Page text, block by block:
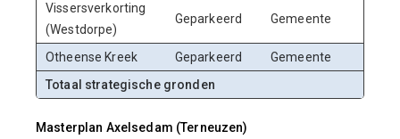
Vissersverkorting
(Westdorpe)
Geparkeerd Gemeente
Otheense Kreek Geparkeerd Gemeente
Totaal strategische gronden
Masterplan Axelsedam (Terneuzen)